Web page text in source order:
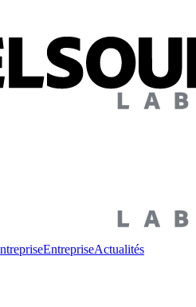
EntrepriseActualités